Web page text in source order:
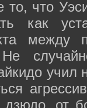
то, что
как
между
Не
учил
от